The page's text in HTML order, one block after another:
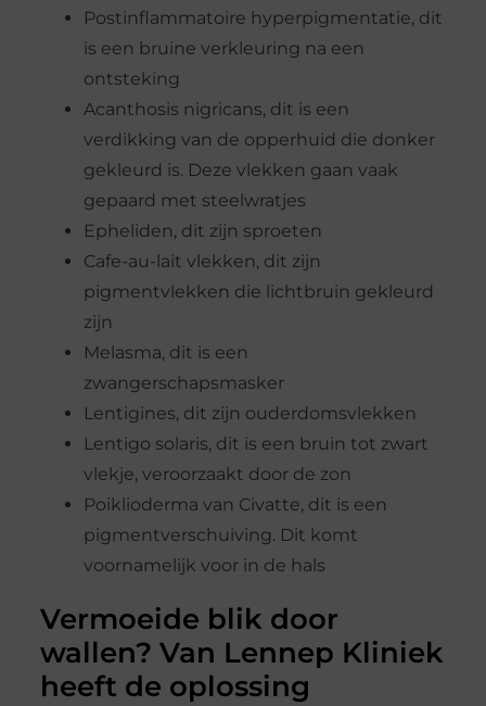
Postinflammatoire hyperpigmentatie, dit
is een bruine verkleuring na een
ontsteking
Acanthosis nigricans, dit is een
verdikking van de opperhuid die donker
gekleurd is. Deze vlekken gaan vaak
gepaard met steelwratjes
Epheliden, dit zijn sproeten
Cafe-au-lait vlekken, dit zijn
pigmentvlekken die lichtbruin gekleurd
zijn
Melasma, dit is een
zwangerschapsmasker
Lentigines, dit zijn ouderdomsvlekken
Lentigo solaris, dit is een bruin tot zwart
vlekje, veroorzaakt door de zon
Poiklioderma van Civatte, dit is een
pigmentverschuiving. Dit komt
voornamelijk voor in de hals
Vermoeide blik door
wallen? Van Lennep Kliniek
heeft de oplossing